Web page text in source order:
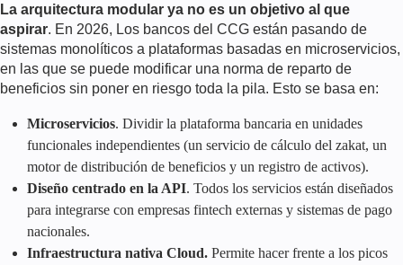
La arquitectura modular ya no es un objetivo al que
aspirar. En 2026, Los bancos del CCG están pasando de
sistemas monolíticos a plataformas basadas en microservicios,
en las que se puede modificar una norma de reparto de
beneficios sin poner en riesgo toda la pila. Esto se basa en:
Microservicios. Dividir la plataforma bancaria en unidades
funcionales independientes (un servicio de cálculo del zakat, un
motor de distribución de beneficios y un registro de activos).
Diseño centrado en la API. Todos los servicios están diseñados
para integrarse con empresas fintech externas y sistemas de pago
nacionales.
Infraestructura nativa Cloud. Permite hacer frente a los picos